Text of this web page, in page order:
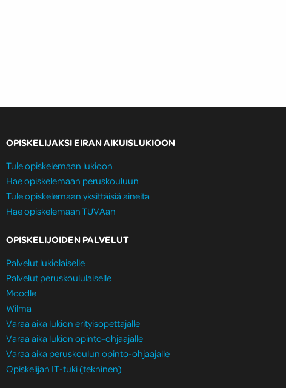
OPISKELIJAKSI EIRAN AIKUISLUKIOON
Tule opiskelemaan lukioon
Hae opiskelemaan peruskouluun
Tule opiskelemaan yksittäisiä aineita
Hae opiskelemaan TUVAan
OPISKELIJOIDEN PALVELUT
Palvelut lukiolaiselle
Palvelut peruskoululaiselle
Moodle
Wilma
Varaa aika lukion erityisopettajalle
Varaa aika lukion opinto-ohjaajalle
Varaa aika peruskoulun opinto-ohjaajalle
Opiskelijan IT-tuki (tekninen)